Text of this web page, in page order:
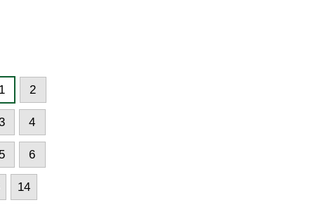
1 2
4
5 6
14